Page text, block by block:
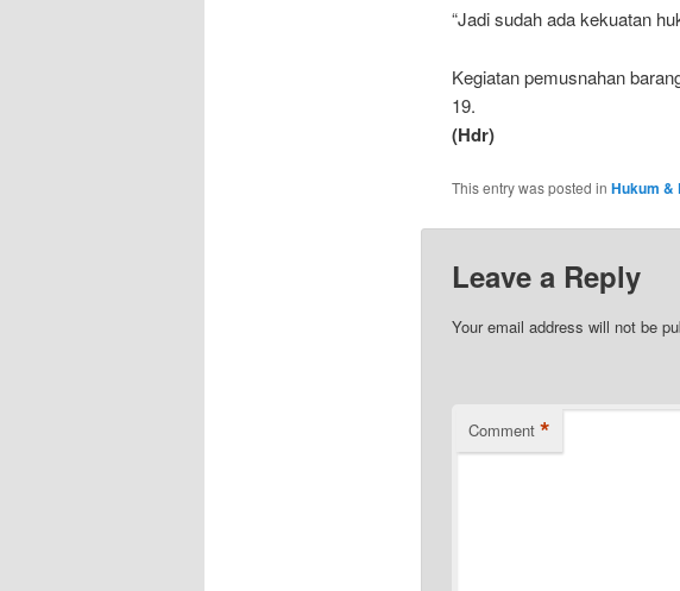
“Jadi sudah ada kekuatan
Kegiatan pemusnahan
19.
(Hdr)
This entry was posted in Hukum &
Leave a Reply
Your email address will not be
Comment *